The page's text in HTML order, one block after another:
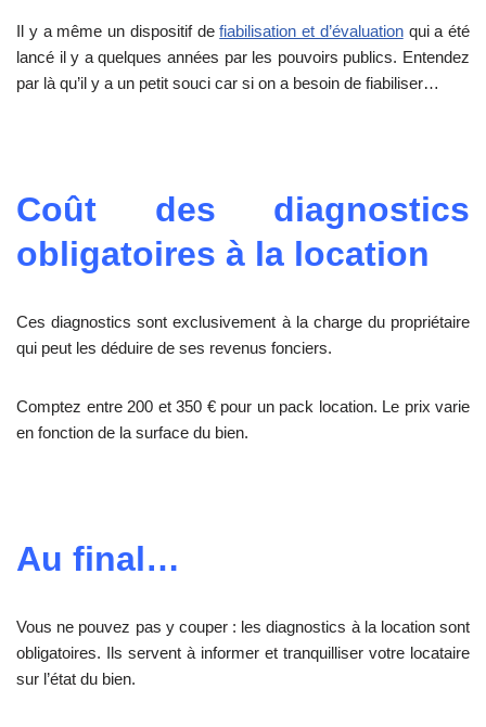
Il y a même un dispositif defiabilisation et d’évaluationqui a été
lancé il y a quelques années par les pouvoirs publics. Entendez
par là qu’il y a un petit souci car si on a besoin de fiabiliser…
Coût des diagnostics
obligatoires à la location
Ces diagnostics sont exclusivement à la charge du propriétaire
qui peut les déduire de ses revenus fonciers.
Comptez entre 200 et 350 € pour un pack location. Le prix varie
en fonction de la surface du bien.
Au final…
Vous ne pouvez pas y couper : les diagnostics à la location sont
obligatoires. Ils servent à informer et tranquilliser votre locataire
sur l’état du bien.